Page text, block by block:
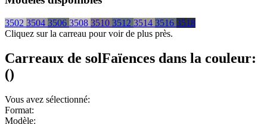
3502 3504 3506 3508 3510 3512 3514 3516 3518
Cliquez sur la carreau pour voir de plus près.
Carreaux de solFaïences dans la couleur:
()
Vous avez sélectionné:
Format:
Modèle: